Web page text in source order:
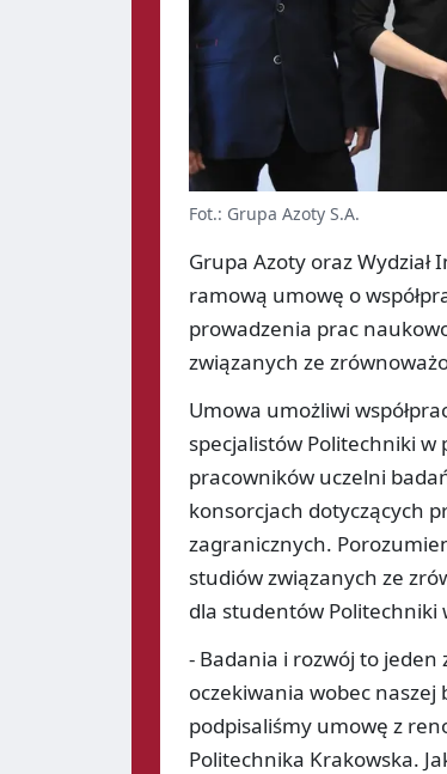
Fot.: Grupa Azoty S.A.
Grupa Azoty oraz
ramową umowę o
prowadzenia prac
związanych ze
Umowa umożliwi
specjalistów Politechniki
pracowników uczelni
konsorcjach dotyczących
zagranicznych.
studiów związanych ze
dla studentów Politechniki
- Badania i rozwój to jeden
oczekiwania wobec
podpisaliśmy umowę z
Politechnika Krakowska.